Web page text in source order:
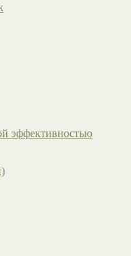
эффективностью